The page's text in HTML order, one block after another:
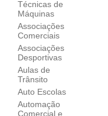
Técnicas de
Máquinas
Associações
Comerciais
Associações
Desportivas
Aulas de
Trânsito
Auto Escolas
Automação
Comercial e